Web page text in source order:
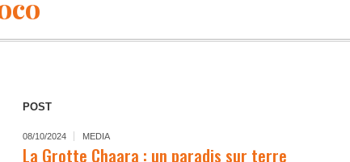
POST
08/10/2024 MEDIA
La Grotte Chaara : un paradis sur terre